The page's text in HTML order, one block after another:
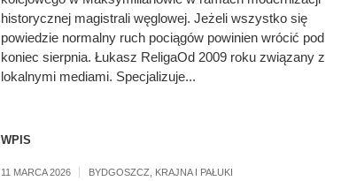
historycznej magistrali węglowej. Jeżeli wszystko się
powiedzie normalny ruch pociągów powinien wrócić pod
koniec sierpnia. Łukasz ReligaOd 2009 roku związany z
lokalnymi mediami. Specjalizuje...
WPIS
11 MARCA 2026 BYDGOSZCZ KRAJNA I PAŁUKI